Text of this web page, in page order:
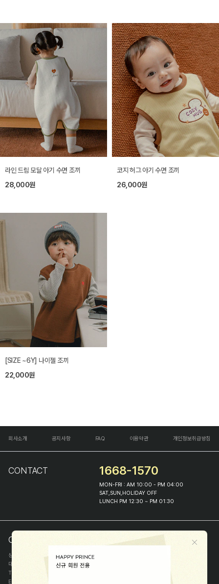
라인 드림 모달 아기 수면 조끼
28,000원
코지 허그 아기 수면 조끼
26,000원
[SIZE ~6Y] 나이젤 조끼
22,000원
회사소개 공지사항 FAQ 이용약관 개인정보취급방침
CONTACT 1668-1570
MON-FRI : AM 10:00 - PM 04:00
SAT,SUN,HOLIDAY OFF
LUNCH PM 12:30 ~ PM 01:30
COMPANY INFO
상호
(주)해피프린스
대표
이화진
TEL
E-MAIL